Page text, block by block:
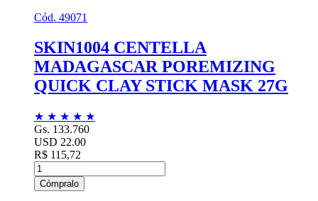
Cód. 49071
SKIN1004 CENTELLA
MADAGASCAR POREMIZING
QUICK CLAY STICK MASK 27G
★ ★ ★ ★ ★
Gs. 133.760
USD 22.00
R$ 115,72
Cómpralo